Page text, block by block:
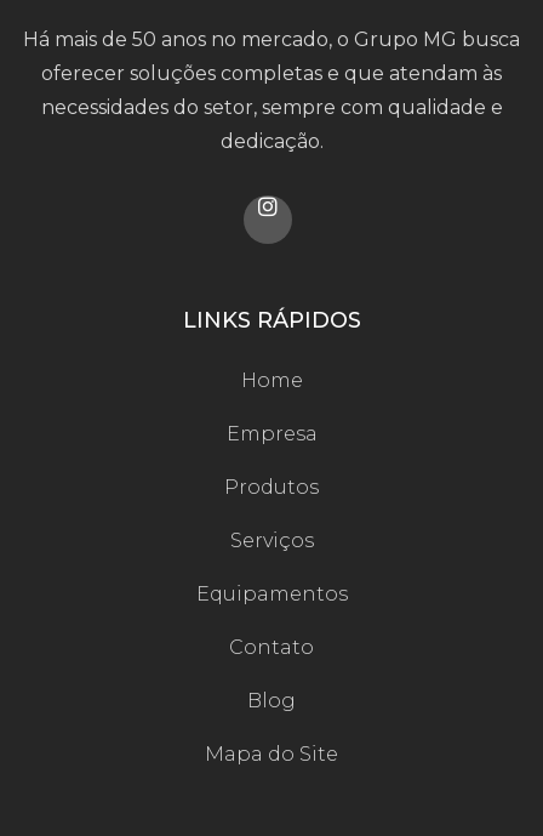
Há mais de 50 anos no mercado, o Grupo MG busca
oferecer soluções completas e que atendam às
necessidades do setor, sempre com qualidade e
dedicação.
LINKS RÁPIDOS
Home
Empresa
Produtos
Serviços
Equipamentos
Contato
Blog
Mapa do Site